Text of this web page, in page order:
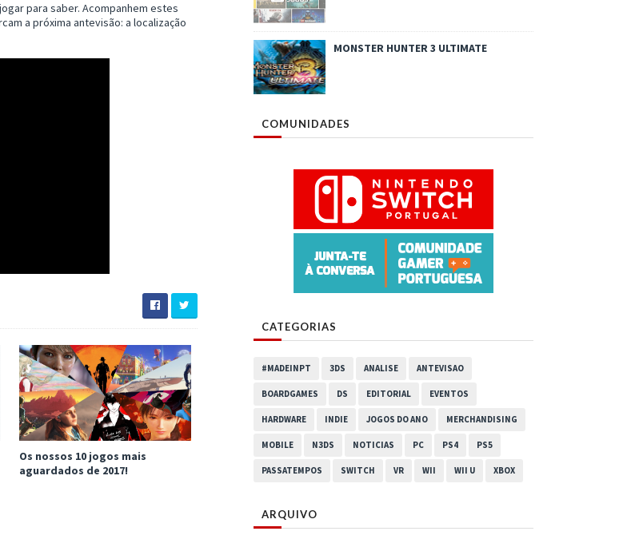
para saber. Acompanhem estes
a próxima antevisão: a localização
Os nossos 10 jogos mais
aguardados de 2017!
MONSTER HUNTER 3 ULTIMATE
COMUNIDADES
CATEGORIAS
#MADEINPT 3DS ANALISE ANTEVISAO
BOARDGAMES DS EDITORIAL EVENTOS
HARDWARE INDIE JOGOS DO ANO MERCHANDISING
MOBILE N3DS NOTICIAS PC PS4 PS5
PASSATEMPOS SWITCH VR WII WII U XBOX
ARQUIVO